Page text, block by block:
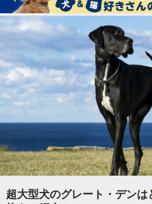
超大型犬のグレート・デン